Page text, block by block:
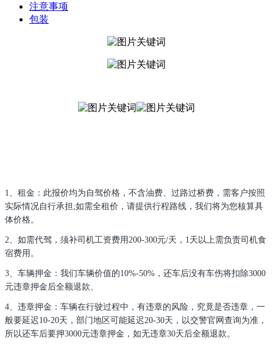
注意事项
包装
1、租金：此报价均为自驾价格，不含油费、过路过桥费，需客户按照
实际情况自行承担;如需全租价，请提供行程路线，我们将为您核算具
体价格。
2、如需代驾，须补司机工资费用200-300元/天，1天以上需负责司机食
宿费用。
3、车辆押金：我们车辆价值的10%-50%，还车后没有车伤将扣除3000
元违章押金后全额退款、
4、违章押金：车辆在行驶过程中，有违章的风险，究竟是否违章，一
般要延迟10-20天，部门地区可能延迟20-30天，以交警官网查询为准，
所以还车后要押3000元违章押金，如无违章30天后全额退款。